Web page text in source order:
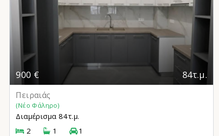
900 € 84τ.μ.
Πειραιάς
(Νέο Φάληρο)
Διαμέρισμα 84τ.μ.
2
1 1